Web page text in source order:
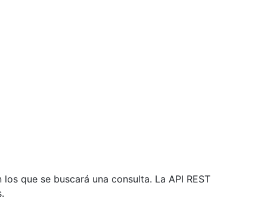
que se buscará una consulta. La API REST